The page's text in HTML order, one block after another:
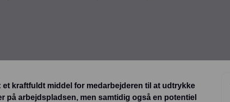
kraftfuldt middel for medarbejderen til at udtrykke
arbejdspladsen, men samtidig også en potentiel